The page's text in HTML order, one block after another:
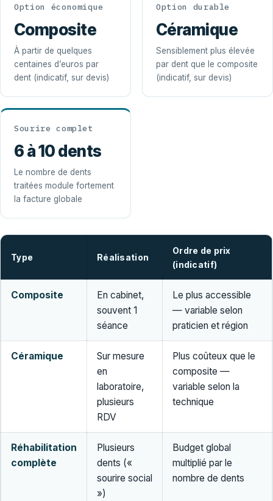
Option économique
Composite
À partir de quelques
centaines d’euros par
dent (indicatif, sur devis)
Option durable
Céramique
Sensiblement plus élevée
par dent que le composite
(indicatif, sur devis)
Sourire complet
6 à 10 dents
Le nombre de dents
traitées module fortement
la facture globale
Type Réalisation
Ordre de prix
(indicatif)
Composite
En cabinet,
souvent 1
séance
Le plus accessible
— variable selon
praticien et région
Céramique
Sur mesure
en
laboratoire,
plusieurs
RDV
Plus coûteux que le
composite —
variable selon la
technique
Réhabilitation
complète
Plusieurs
dents («
sourire social
»)
Budget global
multiplié par le
nombre de dents